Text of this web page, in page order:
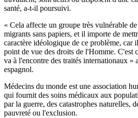
santé, a-t-il poursuivi.
« Cela affecte un groupe très vulnérable
migrants sans papiers, et il importe de
caractère idéologique de ce problème, car
point de vue des droits de l'Homme. C'est
va à l'encontre des traités internationaux »
espagnol.
Médecins du monde est une association
qui fournit des soins médicaux aux
par la guerre, des catastrophes naturelles,
pauvreté ou l'exclusion.